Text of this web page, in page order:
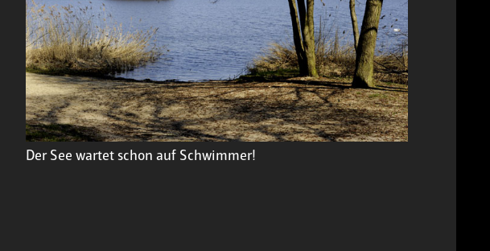
Der See wartet schon auf Schwimmer!